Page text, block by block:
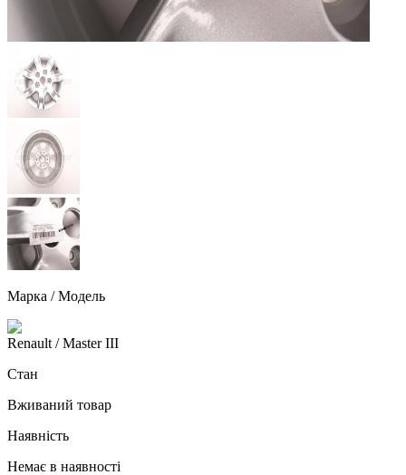
Марка / Модель
Renault / Master III
Стан
Вживаний товар
Наявність
Немає в наявності